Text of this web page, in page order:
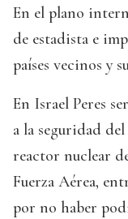
En el plano
de estadista e
países vecinos y
En Israel Peres
a la seguridad
reactor nuclear
Fuerza Aérea,
por no haber